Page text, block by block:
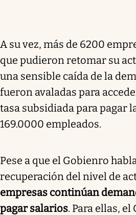
A su vez, más de 6200
que pudieron retomar su
una sensible caída de la
fueron avaladas para
tasa subsidiada para pagar
169.0000 empleados.
Pese a que el Gobienro
recuperación del nivel de
empresas continúan
pagar salarios. Para ellas,